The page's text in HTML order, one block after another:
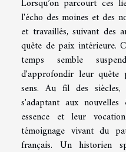
Lorsqu’on parcourt ces
l'écho des moines et des
et travaillés, suivant des
quête de paix intérieure.
temps semble
d'approfondir leur quête
sens. Au fil des
s'adaptant aux
essence et leur
témoignage vivant du
français. Un historien